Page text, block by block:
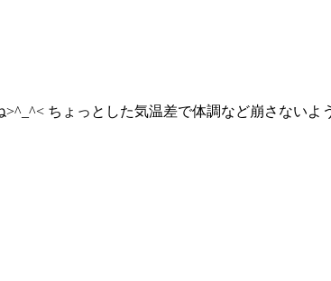
ちょっとした気温差で体調など崩さないよ